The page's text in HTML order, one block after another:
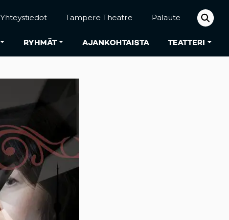
RYHMÄT AJANKOHTAISTA TEATTERI
Yhteystiedot Tampere Theatre Palaute